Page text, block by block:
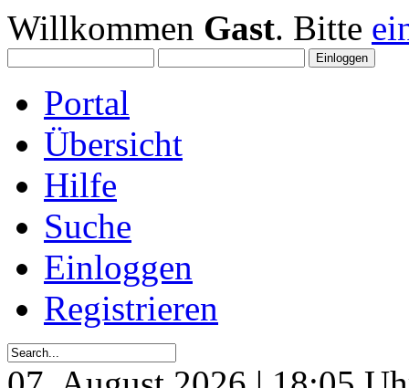
Willkommen Gast. Bitte
Portal
Übersicht
Hilfe
Suche
Einloggen
Registrieren